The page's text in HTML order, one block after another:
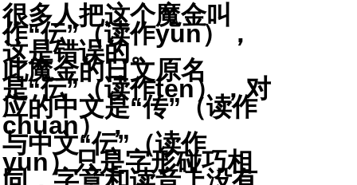
很多人把这个魔金叫
作“伝”（读作yun），
这是错误的。
此魔金的日文原名
是“伝”（读作ten），对
应的中文是“传”（读作
chuan），
与中文“伝”（读作
yun）只是字形碰巧相